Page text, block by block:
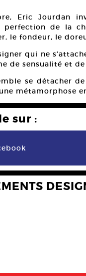
Eric Jourdan
perfection de la
le fondeur, le
qui ne
de sensualité et
se détacher
métamorphose
sur :